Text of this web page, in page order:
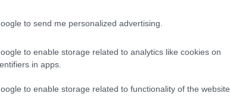
to send me personalized advertising.
to enable storage related to analytics like cookies on
in apps.
to enable storage related to functionality of the website
Πέμπτη 18 Ιουνίου στις 19:00 και θα
παραμείνει επισκέψιμη έως και την